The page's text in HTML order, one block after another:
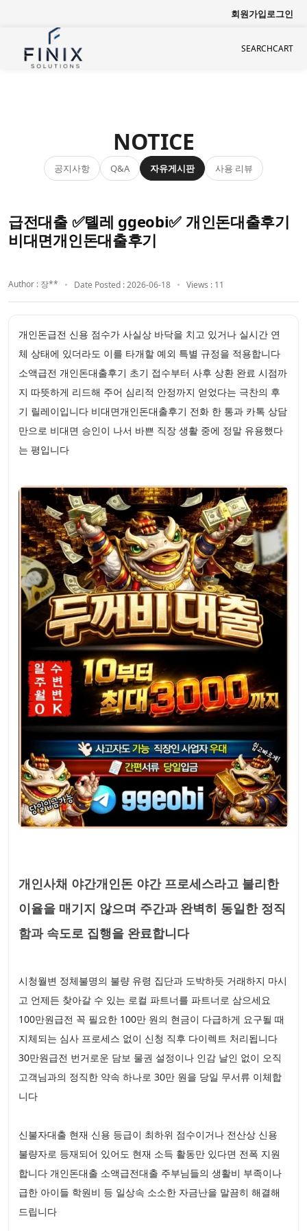
회원가입로그인
SEARCHCART
NOTICE
공지사항 Q&A 자유게시판 사용 리뷰
급전대출 ✅톌레 ggeobi✅ 개인돈대출후기
비대면개인돈대출후기
Author : 장** Date Posted : 2026-06-18 Views : 11
개인돈급전 신용 점수가 사실상 바닥을 치고 있거나 실시간 연
체 상태에 있더라도 이를 타개할 예외 특별 규정을 적용합니다
소액급전 개인돈대출후기 초기 접수부터 사후 상환 완료 시점까
지 따뜻하게 리드해 주어 심리적 안정까지 얻었다는 극찬의 후
기 릴레이입니다 비대면개인돈대출후기 전화 한 통과 카톡 상담
만으로 비대면 승인이 나서 바쁜 직장 생활 중에 정말 유용했다
는 평입니다
개인사채 야간개인돈 야간 프로세스라고 불리한
이율을 매기지 않으며 주간과 완벽히 동일한 정직
함과 속도로 집행을 완료합니다
시청월변 정체불명의 불량 유령 집단과 도박하듯 거래하지 마시
고 언제든 찾아갈 수 있는 로컬 파트너를 파트너로 삼으세요
100만원급전 꼭 필요한 100만 원의 현금이 다급하게 요구될 때
지체되는 심사 프로세스 없이 신청 직후 다이렉트 처리됩니다
30만원급전 번거로운 담보 물권 설정이나 인감 날인 없이 오직
고객님과의 정직한 약속 하나로 30만 원을 당일 무서류 이체합
니다
신불자대출 현재 신용 등급이 최하위 점수이거나 전산상 신용
불량자로 등재되어 있어도 현재 소득 활동만 있다면 전폭 지원
합니다 개인돈대출 소액급전대출 주부님들의 생활비 부족이나
급한 아이들 학원비 등 일상속 소소한 자금난을 말끔히 해결해
드립니다